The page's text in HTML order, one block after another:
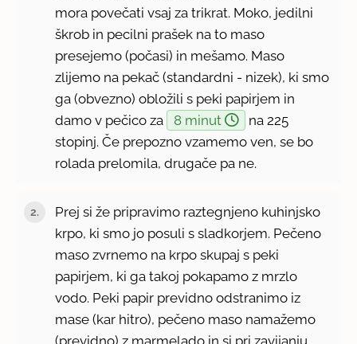
mora povečati vsaj za trikrat. Moko, jedilni
škrob in pecilni prašek na to maso
presejemo (počasi) in mešamo. Maso
zlijemo na pekač (standardni - nizek), ki smo
ga (obvezno) obložili s peki papirjem in
damo v pečico za
8 minut
na 225
stopinj. Če prepozno vzamemo ven, se bo
rolada prelomila, drugače pa ne.
Prej si že pripravimo raztegnjeno kuhinjsko
krpo, ki smo jo posuli s sladkorjem. Pečeno
maso zvrnemo na krpo skupaj s peki
papirjem, ki ga takoj pokapamo z mrzlo
vodo. Peki papir previdno odstranimo iz
mase (kar hitro), pečeno maso namažemo
(previdno) z marmelado in si pri zavijanju